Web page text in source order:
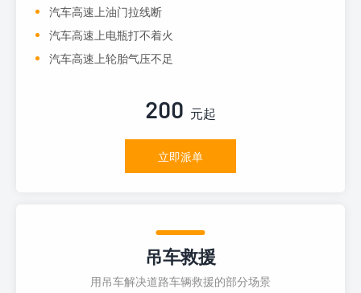
汽车高速上油门拉线断
汽车高速上电瓶打不着火
汽车高速上轮胎气压不足
200 元起
立即派单
吊车救援
用吊车解决道路车辆救援的部分场景